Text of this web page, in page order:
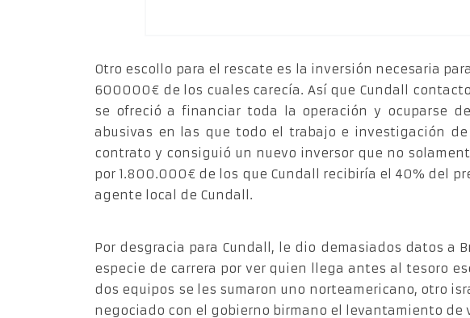
Otro escollo para el rescate es la inversión necesaria
600000€ de los cuales carecía. Así que Cundall
se ofreció a financiar toda la operación y ocuparse
abusivas en las que todo el trabajo e investigación de
contrato y consiguió un nuevo inversor que no
por 1.800.000€ de los que Cundall recibiría el 40% del
agente local de Cundall.
Por desgracia para Cundall, le dio demasiados datos a
especie de carrera por ver quien llega antes al tesoro
dos equipos se les sumaron uno norteamericano, otro
negociado con el gobierno birmano el levantamiento